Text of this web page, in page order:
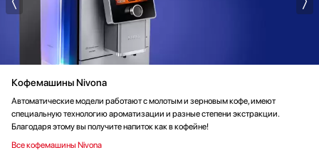
Bertazzoni
Blanco
Blue Ice Professional
Bone Crusher
BORA
BORK
Кофемашины Nivona
Автоматические модели работают с молотым и зерновым кофе, имеют
специальную технологию ароматизации и разные степени экстракции.
Благодаря этому вы получите напиток как в кофейне!
Все кофемашины Nivona